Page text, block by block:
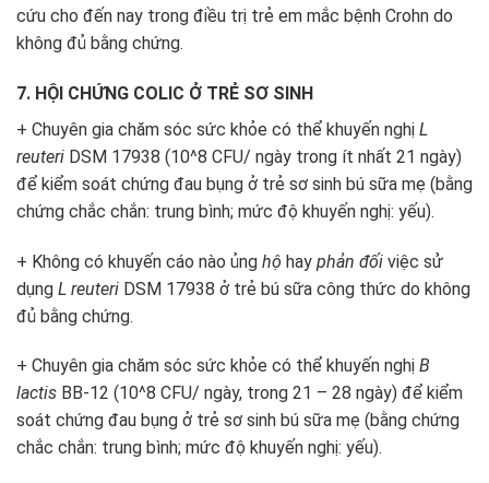
cứu cho đến nay trong điều trị trẻ em mắc bệnh Crohn do
không đủ bằng chứng.
7. HỘI CHỨNG COLIC Ở TRẺ SƠ SINH
+ Chuyên gia chăm sóc sức khỏe có thể khuyến nghị L
reuteri DSM 17938 (10^8 CFU/ ngày trong ít nhất 21 ngày)
để kiểm soát chứng đau bụng ở trẻ sơ sinh bú sữa mẹ (bằng
chứng chắc chắn: trung bình; mức độ khuyến nghị: yếu).
+ Không có khuyến cáo nào ủng hộ hay phản đối việc sử
dụng L reuteri DSM 17938 ở trẻ bú sữa công thức do không
đủ bằng chứng.
+ Chuyên gia chăm sóc sức khỏe có thể khuyến nghị B
lactis BB-12 (10^8 CFU/ ngày, trong 21 – 28 ngày) để kiểm
soát chứng đau bụng ở trẻ sơ sinh bú sữa mẹ (bằng chứng
chắc chắn: trung bình; mức độ khuyến nghị: yếu).